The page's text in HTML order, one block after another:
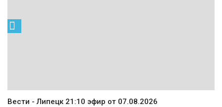
Вести - Липецк 21:10 эфир от 07.08.2026